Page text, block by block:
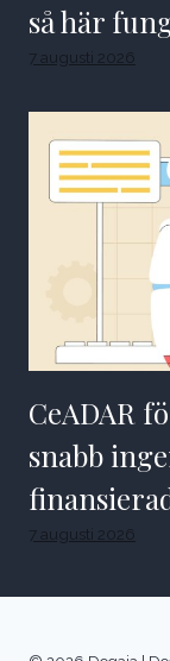
så här
7 augusti 2026
CeADAR
snabb
7 augusti 2026